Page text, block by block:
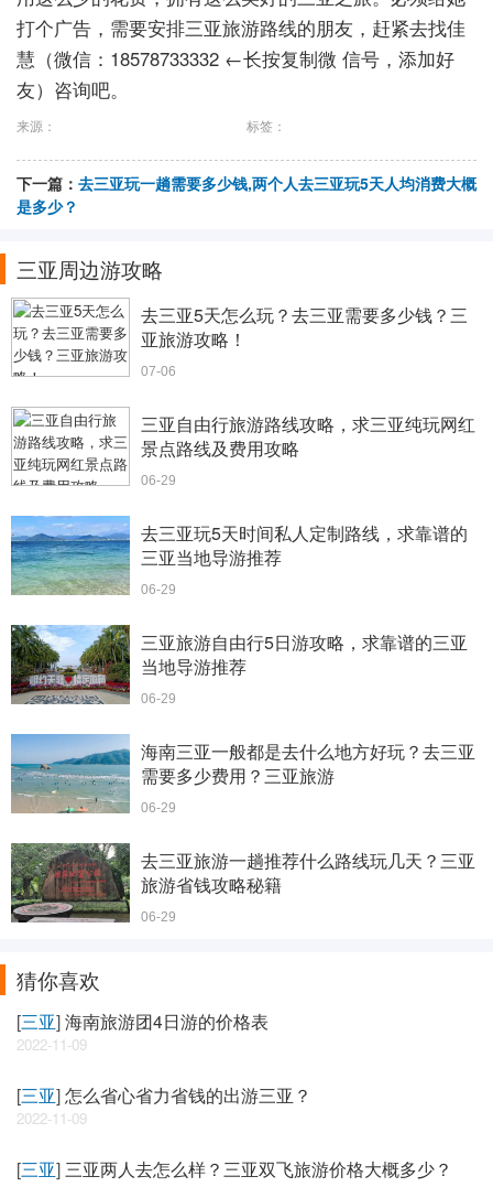
打个广告，需要安排三亚旅游路线的朋友，赶紧去找佳
慧（微信：18578733332 ←长按复制微 信号，添加好
友）咨询吧。
来源： 标签：
下一篇： 去三亚玩一趟需要多少钱,两个人去三亚玩5天人均消费大概
是多少？
三亚周边游攻略
去三亚5天怎么玩？去三亚需要多少钱？三
亚旅游攻略！
07-06
三亚自由行旅游路线攻略，求三亚纯玩网红
景点路线及费用攻略
06-29
去三亚玩5天时间私人定制路线，求靠谱的
三亚当地导游推荐
06-29
三亚旅游自由行5日游攻略，求靠谱的三亚
当地导游推荐
06-29
海南三亚一般都是去什么地方好玩？去三亚
需要多少费用？三亚旅游
06-29
去三亚旅游一趟推荐什么路线玩几天？三亚
旅游省钱攻略秘籍
06-29
猜你喜欢
[三亚]海南旅游团4日游的价格表
2022-11-09
[三亚]怎么省心省力省钱的出游三亚？
2022-11-09
[三亚] 三亚两人去怎么样？三亚双飞旅游价格大概多少？